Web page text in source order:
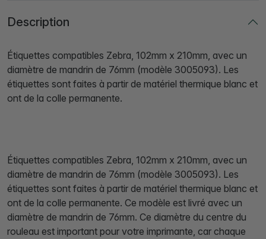
Description
Étiquettes compatibles Zebra, 102mm x 210mm, avec un
diamètre de mandrin de 76mm (modèle 3005093). Les
étiquettes sont faites à partir de matériel thermique blanc et
ont de la colle permanente.
Étiquettes compatibles Zebra, 102mm x 210mm, avec un
diamètre de mandrin de 76mm (modèle 3005093). Les
étiquettes sont faites à partir de matériel thermique blanc et
ont de la colle permanente. Ce modèle est livré avec un
diamètre de mandrin de 76mm. Ce diamètre du centre du
rouleau est important pour votre imprimante, car chaque